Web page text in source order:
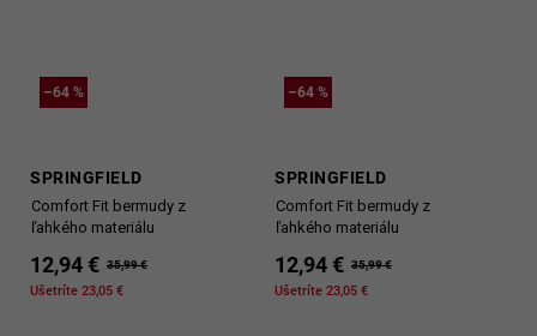
–64 %
SPRINGFIELD
Comfort Fit bermudy z
ľahkého materiálu
12,94 € 35,99 €
Ušetríte 23,05 €
–64 %
SPRINGFIELD
Comfort Fit bermudy z
ľahkého materiálu
12,94 € 35,99 €
Ušetríte 23,05 €